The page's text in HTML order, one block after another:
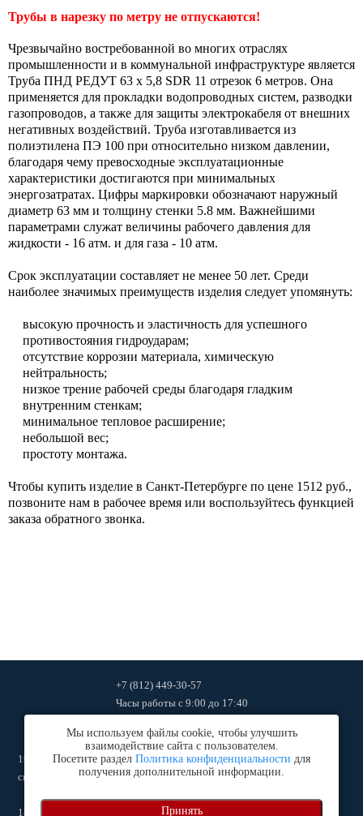
Трубы в нарезку по метру не отпускаются!
Чрезвычайно востребованной во многих отраслях
промышленности и в коммунальной инфраструктуре является
Труба ПНД РЕДУТ 63 х 5,8 SDR 11 отрезок 6 метров. Она
применяется для прокладки водопроводных систем, разводки
газопроводов, а также для защиты электрокабеля от внешних
негативных воздействий. Труба изготавливается из
полиэтилена ПЭ 100 при относительно низком давлении,
благодаря чему превосходные эксплуатационные
характеристики достигаются при минимальных
энергозатратах. Цифры маркировки обозначают наружный
диаметр 63 мм и толщину стенки 5.8 мм. Важнейшими
параметрами служат величины рабочего давления для
жидкости - 16 атм. и для газа - 10 атм.
Срок эксплуатации составляет не менее 50 лет. Среди
наиболее значимых преимуществ изделия следует упомянуть:
высокую прочность и эластичность для успешного
противостояния гидроударам;
отсутствие коррозии материала, химическую
нейтральность;
низкое трение рабочей среды благодаря гладким
внутренним стенкам;
минимальное тепловое расширение;
небольшой вес;
простоту монтажа.
Чтобы купить изделие в Санкт-Петербурге по цене 1512 руб.,
позвоните нам в рабочее время или воспользуйтесь функцией
заказа обратного звонка.
+7 (812) 449-30-57
Часы работы с 9:00 до 17:40
192102 , г.Санкт-Петербург,ул. Салова дом 53, к. 1, оф. 27 (офис и
склад)
140060 Люберцы,
Мы используем файлы cookie, чтобы улучшить
взаимодействие сайта с пользователем.
Посетите раздел Политика конфиденциальности для
получения дополнительной информации.
Принять